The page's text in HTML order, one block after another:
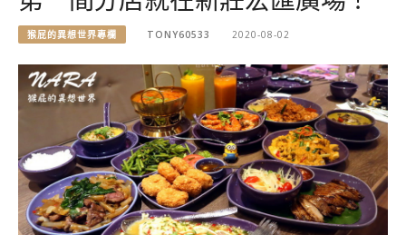
猴屁的異想世界專欄 TONY60533 2020-08-02